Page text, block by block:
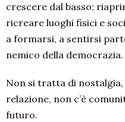
crescere dal basso:
ricreare luoghi fisici e
a formarsi, a sentirsi
nemico della democrazia.
Non si tratta di nostalgia,
relazione, non c’è
futuro.